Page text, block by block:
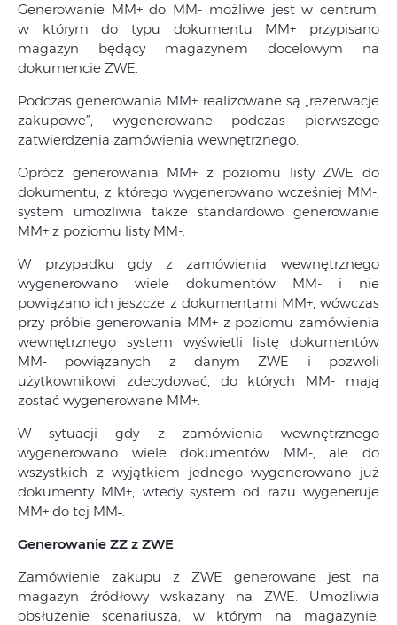
Generowanie MM+ do MM- możliwe jest w centrum,
w którym do typu dokumentu MM+ przypisano
magazyn będący magazynem docelowym na
dokumencie ZWE.
Podczas generowania MM+ realizowane są „rezerwacje
zakupowe”, wygenerowane podczas pierwszego
zatwierdzenia zamówienia wewnętrznego.
Oprócz generowania MM+ z poziomu listy ZWE do
dokumentu, z którego wygenerowano wcześniej MM-,
system umożliwia także standardowo generowanie
MM+ z poziomu listy MM-.
W przypadku gdy z zamówienia wewnętrznego
wygenerowano wiele dokumentów MM- i nie
powiązano ich jeszcze z dokumentami MM+, wówczas
przy próbie generowania MM+ z poziomu zamówienia
wewnętrznego system wyświetli listę dokumentów
MM- powiązanych z danym ZWE i pozwoli
użytkownikowi zdecydować, do których MM- mają
zostać wygenerowane MM+.
W sytuacji gdy z zamówienia wewnętrznego
wygenerowano wiele dokumentów MM-, ale do
wszystkich z wyjątkiem jednego wygenerowano już
dokumenty MM+, wtedy system od razu wygeneruje
MM+ do tej MM˗.
Generowanie ZZ z ZWE
Zamówienie zakupu z ZWE generowane jest na
magazyn źródłowy wskazany na ZWE. Umożliwia
obsłużenie scenariusza, w którym na magazynie,